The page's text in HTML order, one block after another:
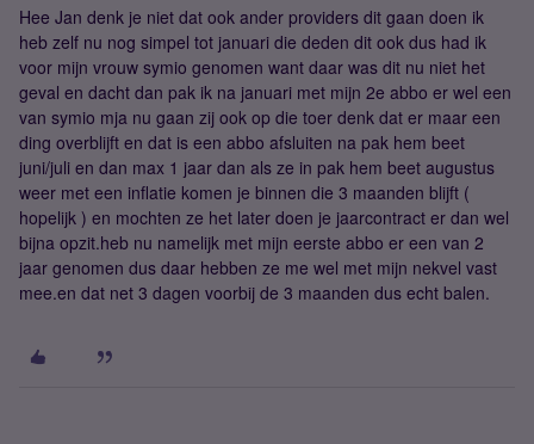
Hee Jan denk je niet dat ook ander providers dit gaan doen ik
heb zelf nu nog simpel tot januari die deden dit ook dus had ik
voor mijn vrouw symio genomen want daar was dit nu niet het
geval en dacht dan pak ik na januari met mijn 2e abbo er wel een
van symio mja nu gaan zij ook op die toer denk dat er maar een
ding overblijft en dat is een abbo afsluiten na pak hem beet
juni/juli en dan max 1 jaar dan als ze in pak hem beet augustus
weer met een inflatie komen je binnen die 3 maanden blijft (
hopelijk ) en mochten ze het later doen je jaarcontract er dan wel
bijna opzit.heb nu namelijk met mijn eerste abbo er een van 2
jaar genomen dus daar hebben ze me wel met mijn nekvel vast
mee.en dat net 3 dagen voorbij de 3 maanden dus echt balen.